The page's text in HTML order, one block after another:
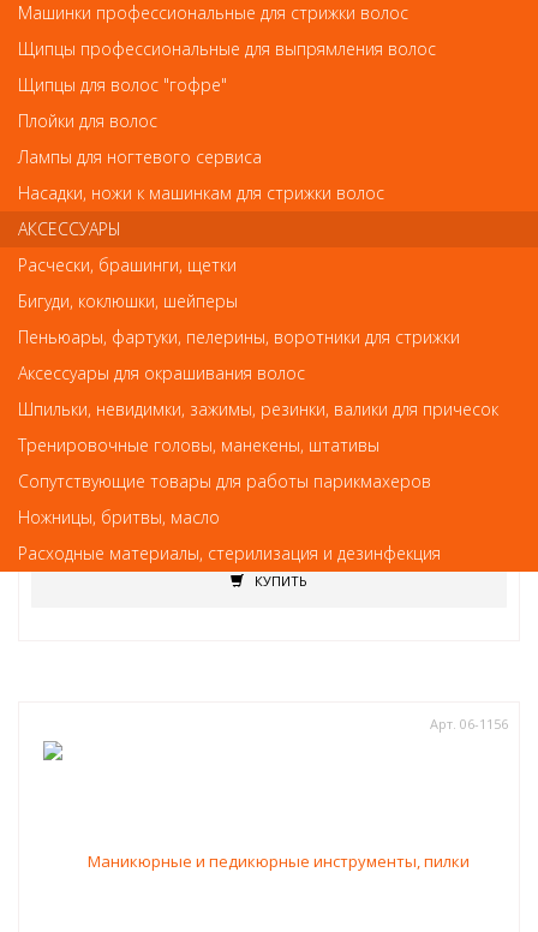
товара с фотографиями и описанием на сайте не является
показателем ненадлежащего качества товара.
Так же советуем посмотреть
Маникюрные и педикюрные инструменты, пилки
Кусачки для кутикулы Scharfen Edge PNEC-306-D (9 мм)-LJ (матовые)
КУПИТЬ
Арт. 06-1156
Машинки профессиональные для стрижки волос
Щипцы профессиональные для выпрямления волос
Щипцы для волос "гофре"
Плойки для волос
Лампы для ногтевого сервиса
Насадки, ножи к машинкам для стрижки волос
АКСЕССУАРЫ
Расчески, брашинги, щетки
Бигуди, коклюшки, шейперы
Пеньюары, фартуки, пелерины, воротники для стрижки
Аксессуары для окрашивания волос
Шпильки, невидимки, зажимы, резинки, валики для причесок
Тренировочные головы, манекены, штативы
Сопутствующие товары для работы парикмахеров
Ножницы, бритвы, масло
Расходные материалы, стерилизация и дезинфекция